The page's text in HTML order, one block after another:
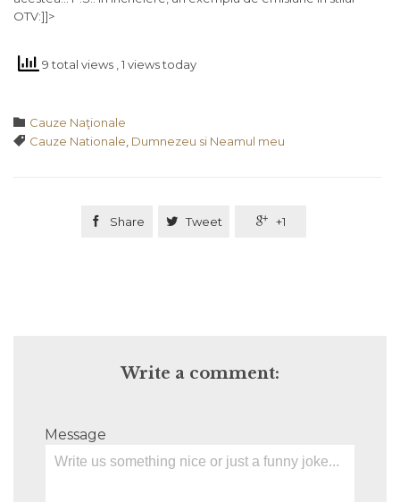
OTV:]]>
9 total views , 1 views today
 Category
Cauze Naţionale
 Tags
Cauze Nationale Dumnezeu si Neamul meu
 Share  Tweet  +1
Write a comment:
Message